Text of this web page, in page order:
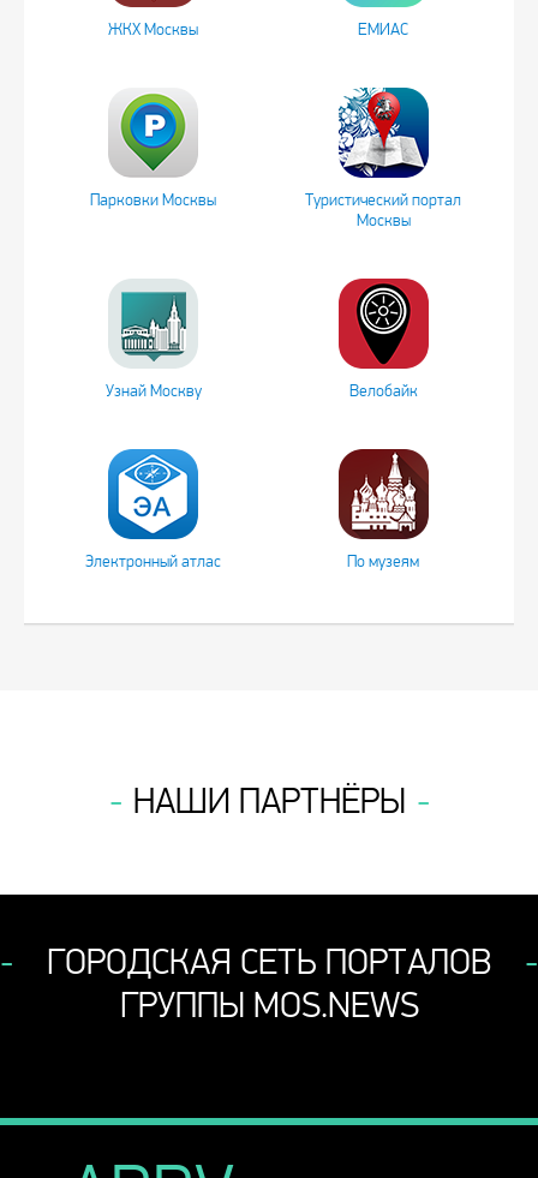
ЖКХ Москвы ЕМИАС
Парковки Москвы
Туристический портал
Москвы
Узнай Москву Велобайк
Электронный атлас По музеям
НАШИ ПАРТНЁРЫ
ГОРОДСКАЯ СЕТЬ ПОРТАЛОВ
ГРУППЫ MOS.NEWS